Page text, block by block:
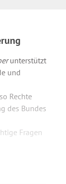
unterstützt
und
Rechte
des Bundes
Fragen